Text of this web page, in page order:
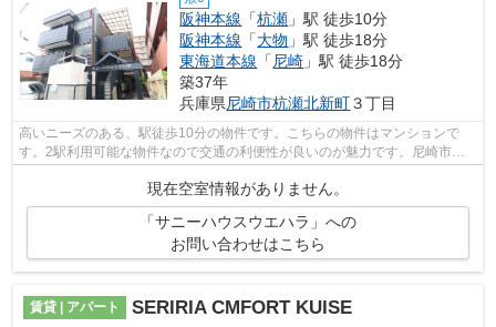
阪神本線 「杭瀬 」駅 徒歩10分
阪神本線 「大物 」駅 徒歩18分
東海道本線 「 尼崎 」駅 徒歩18分
築37年
兵庫県尼崎市杭瀬北新町３丁目
高いニーズのある、駅徒歩10分の物件です。こちらの物件はマンションで
す。2駅利用可能な物件なので交通の利便性が良いのが魅力です。尼崎市エ
リアにある賃貸情報のことなら、地域に密...
現在空室情報がありません。
「サニーハウスウエハラ」への
お問い合わせはこちら
賃貸 | アパート SERIRIA CMFORT KUISE